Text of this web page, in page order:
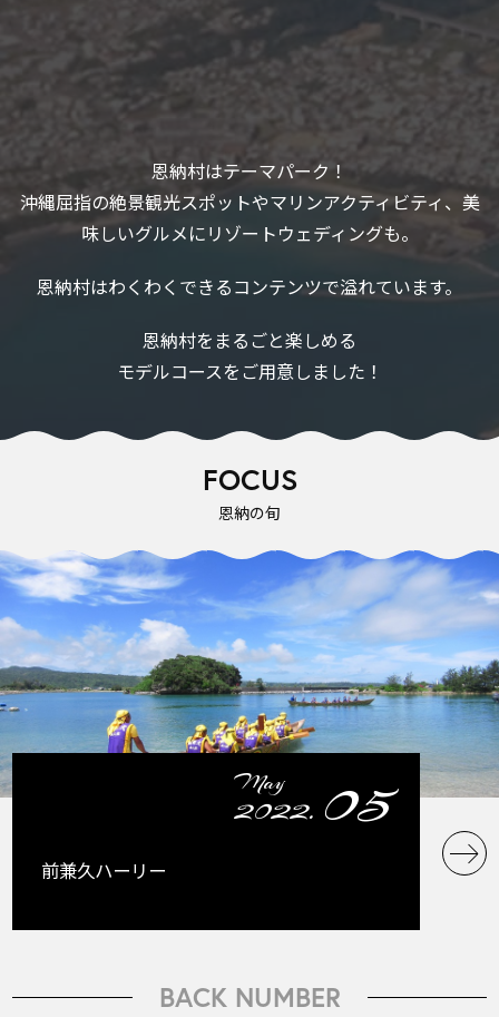
恩納村はテーマパーク！
沖縄屈指の絶景観光スポットやマリンアクティビティ、美
味しいグルメにリゾートウェディングも。
恩納村はわくわくできるコンテンツで溢れています。
恩納村をまるごと楽しめる
モデルコースをご用意しました！
FOCUS
恩納の旬
May
2022. 05
前兼久ハーリー
BACK NUMBER